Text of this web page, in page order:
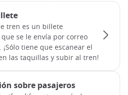
tren es un billete
se le envía por correo
tiene que escanear el
las taquillas y subir al tren!
sobre pasajeros